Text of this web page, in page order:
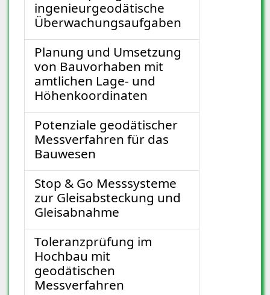
ingenieurgeodätische
Überwachungsaufgaben
Planung und Umsetzung
von Bauvorhaben mit
amtlichen Lage- und
Höhenkoordinaten
Potenziale geodätischer
Messverfahren für das
Bauwesen
Stop & Go Messsysteme
zur Gleisabsteckung und
Gleisabnahme
Toleranzprüfung im
Hochbau mit
geodätischen
Messverfahren